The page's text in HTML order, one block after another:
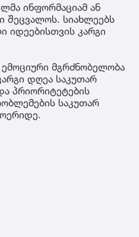
ინფორმაციამ ან
შეცვალოს. სიახლეებს
იდეებისთვის კარგი
მგრძნობელობა
დღეა საკუთარ
პრიორიტეტების
საკუთარ